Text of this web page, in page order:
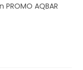
AQBAR